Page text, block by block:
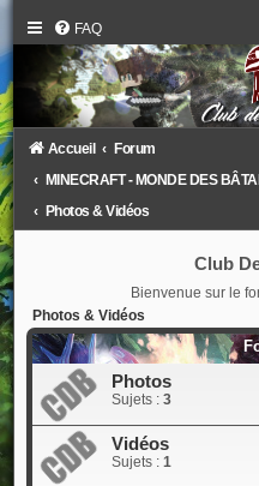
FAQ
Accueil
Forum
MINECRAFT - MONDE DES
Photos & Vidéos
Club
Bienvenue sur le
Photos & Vidéos
Photos
Sujets : 3
Vidéos
Sujets : 1